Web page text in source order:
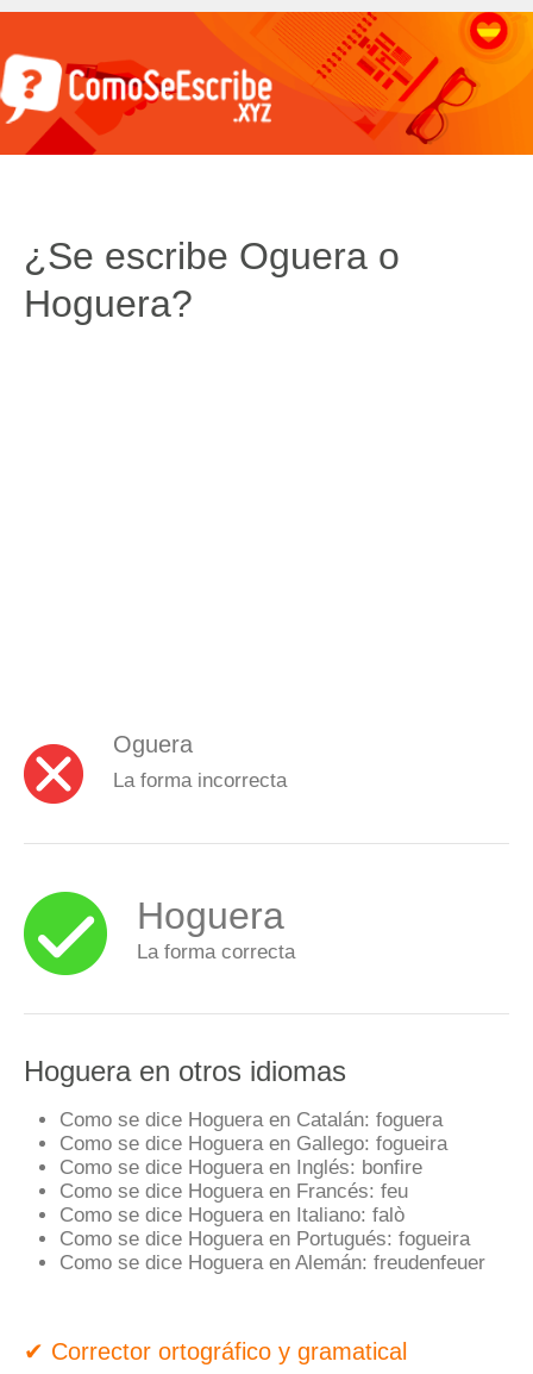
¿Se escribe Oguera o
Hoguera?
Oguera
La forma incorrecta
Hoguera
La forma correcta
Hoguera en otros idiomas
Como se dice Hoguera en Catalán: foguera
Como se dice Hoguera en Gallego: fogueira
Como se dice Hoguera en Inglés: bonfire
Como se dice Hoguera en Francés: feu
Como se dice Hoguera en Italiano: falò
Como se dice Hoguera en Portugués: fogueira
Como se dice Hoguera en Alemán: freudenfeuer
✔ Corrector ortográfico y gramatical